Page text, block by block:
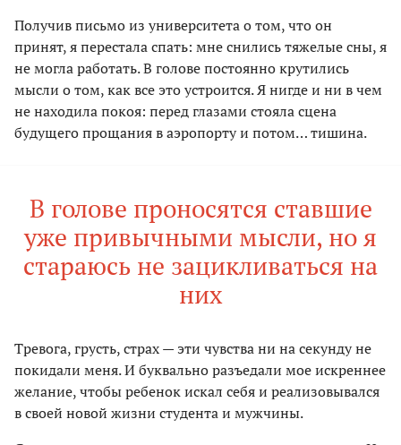
Получив письмо из университета о том, что он
принят, я перестала спать: мне снились тяжелые сны, я
не могла работать. В голове постоянно крутились
мысли о том, как все это устроится. Я нигде и ни в чем
не находила покоя: перед глазами стояла сцена
будущего прощания в аэропорту и потом… тишина.
В голове проносятся ставшие
уже привычными мысли, но я
стараюсь не зацикливаться на
них
Тревога, грусть, страх — эти чувства ни на секунду не
покидали меня. И буквально разъедали мое искреннее
желание, чтобы ребенок искал себя и реализовывался
в своей новой жизни студента и мужчины.